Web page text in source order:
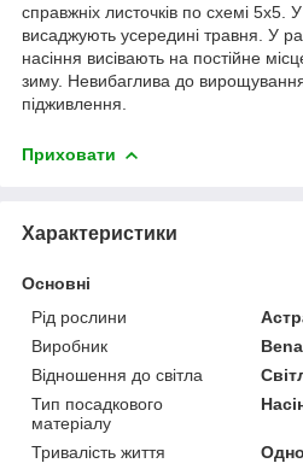
справжніх листочків по схемі 5x5.
висаджують усередині травня. У
насіння висівають на постійне
зиму. Невибаглива до
підживлення.
Приховати
Характеристики
Основні
Рід рослини
Виробник
Відношення до світла
Тип посадкового
матеріалу
Тривалість життя